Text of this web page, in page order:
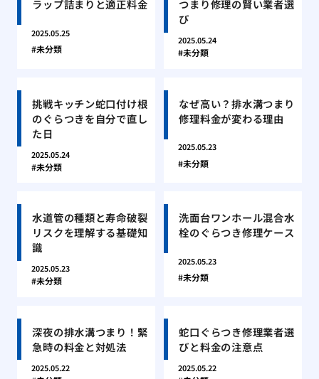
ラップ詰まりと適正料金
2025.05.25
未分類
つまり修理の賢い業者選
び
2025.05.24
未分類
挑戦キッチン蛇口付け根
のぐらつきを自分で直し
た日
2025.05.24
未分類
なぜ高い？排水溝つまり
修理料金が変わる理由
2025.05.23
未分類
水道管の種類と寿命破裂
リスクを理解する基礎知
識
2025.05.23
未分類
洗面台ワンホール混合水
栓のぐらつき修理ケース
2025.05.23
未分類
深夜の排水溝つまり！緊
急時の料金と対処法
2025.05.22
蛇口ぐらつき修理業者選
びと料金の注意点
2025.05.22